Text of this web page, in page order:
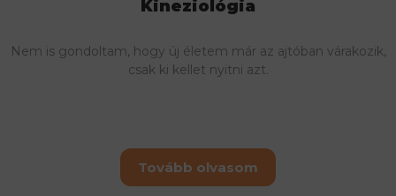
Kineziológia
Nem is gondoltam, hogy új életem már az ajtóban várakozik,
csak ki kellet nyitni azt.
Tovább olvasom